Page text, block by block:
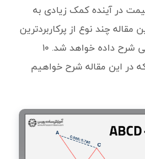
در آینده کمک زیادی به
مقاله چند نوع از پرکاربردترین
این الگوها در بازارهای مالی شرح داده خواهد شد. ۱۰
در این مقاله شرح خواهیم